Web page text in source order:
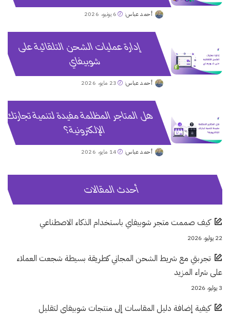
Postedأحمد عباس 6 يونيو، 2026
إدارة عمليات الشحن التلقائية على
شوبيفاي
Postedأحمد عباس 23 مايو، 2026
هل المتاجر المظلمة مفيدة لتنمية تجارتك
الإلكترونية؟
Postedأحمد عباس 14 مايو، 2026
أحدث المقالات
كيف صممت متجر شوبيفاي باستخدام الذكاء الاصطناعي
22 يوليو، 2026
تجربتي مع شريط الشحن المجاني كطريقة بسيطة شجعت العملاء
على شراء المزيد
3 يوليو، 2026
كيفية إضافة دليل المقاسات إلى منتجات شوبيفاي لتقليل